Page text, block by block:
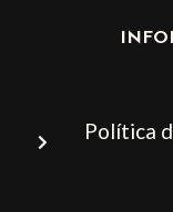
Política